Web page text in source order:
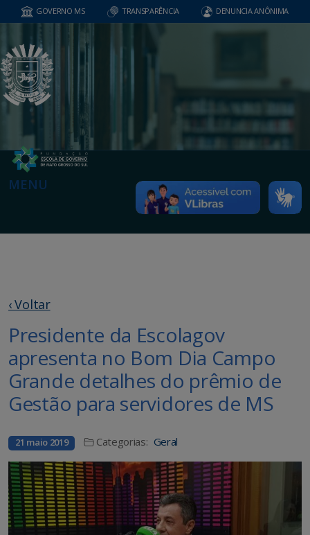
GOVERNO MS TRANSPARÊNCIA DENUNCIA ANÔNIMA
MENU
‹ Voltar
Presidente da Escolagov
apresenta no Bom Dia Campo
Grande detalhes do prêmio de
Gestão para servidores de MS
21 maio 2019 Categorias: Geral